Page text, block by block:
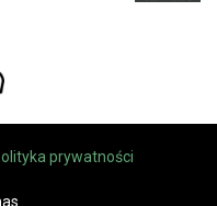
prywatności